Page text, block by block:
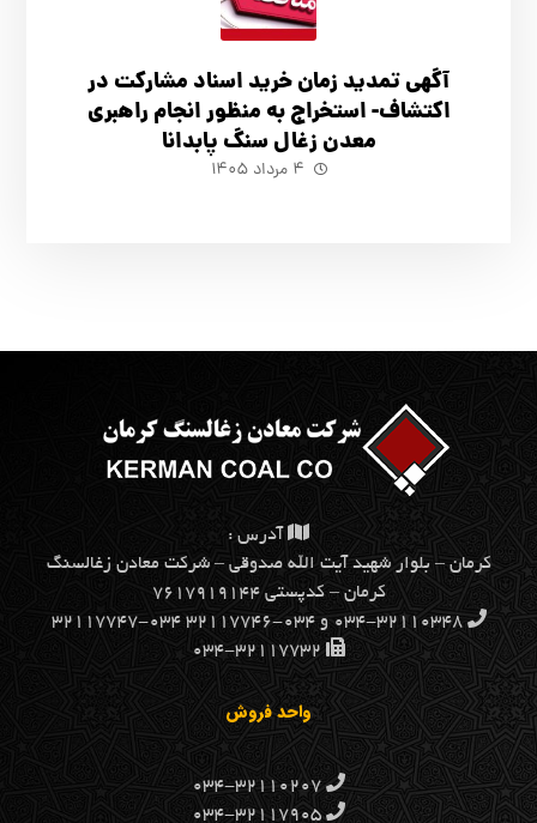
آگهي تمدید زمان خرید اسناد مشارکت در
اکتشاف- استخراج به منظور انجام راهبری
معدن زغال سنگ پابدانا
۴ مرداد ۱۴۰۵
آدرس :
كرمان – بلوار شهيد آيت الله صدوقي – شركت معادن زغالسنگ
كرمان – کدپستی ۷۶۱۷۹۱۹۱۴۴
۰۳۴-۳۲۱۱۰۳۴۸ و ۰۳۴-۳۲۱۱۷۷۴۶ ۰۳۴-۳۲۱۱۷۷۴۷
۰۳۴-۳۲۱۱۷۷۳۲
واحد فروش
۰۳۴-۳۲۱۱۰۲۰۷
۰۳۴-۳۲۱۱۷۹۰۵